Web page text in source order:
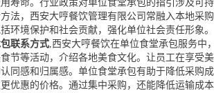
寿命。行业政策对单位食堂承包的指引涉及可
法，西安大哼餐饮管理有限公司常融入本地采
环境保护和社会贡献，强化单位社会责任形象。
联系方式,西安大哼餐饮在单位食堂承包服务中
节等活动，介绍各地美食文化。让员工在享受
同感和归属感。单位食堂承包有助于降低采购
优惠的价格。通过集中采购，还能降低运输成